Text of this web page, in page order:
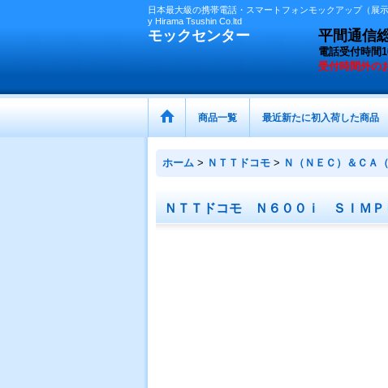
日本最大級の携帯電話・スマートフォンモックアップ（
y Hirama Tsushin Co.ltd
モックセンター 平間通信
電話受付時
受付時間外の
商品一覧 最近新たに初入荷した商品
ホーム > ＮＴＴドコモ > Ｎ（ＮＥＣ）＆ＣＡ
ＮＴＴドコモ Ｎ６００ｉ ＳＩＭ